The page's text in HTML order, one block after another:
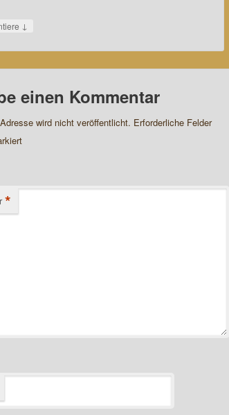
↓
einen Kommentar
wird nicht veröffentlicht. Erforderliche Felder
*